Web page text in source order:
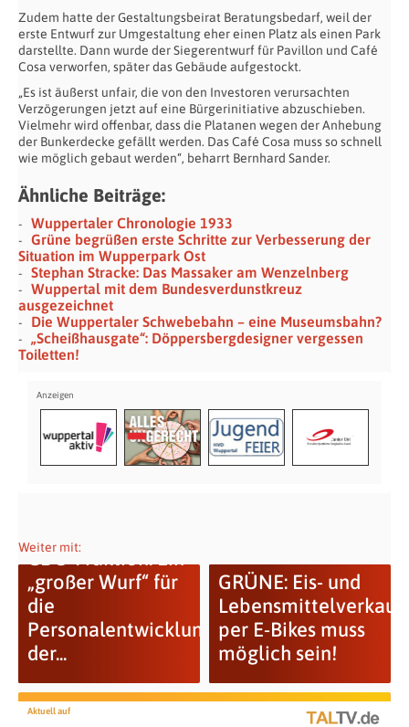
Zudem hatte der Gestaltungsbeirat Beratungsbedarf, weil der
erste Entwurf zur Umgestaltung eher einen Platz als einen Park
darstellte. Dann wurde der Siegerentwurf für Pavillon und Café
Cosa verworfen, später das Gebäude aufgestockt.
„Es ist äußerst unfair, die von den Investoren verursachten
Verzögerungen jetzt auf eine Bürgerinitiative abzuschieben.
Vielmehr wird offenbar, dass die Platanen wegen der Anhebung
der Bunkerdecke gefällt werden. Das Café Cosa muss so schnell
wie möglich gebaut werden“, beharrt Bernhard Sander.
Ähnliche Beiträge:
Wuppertaler Chronologie 1933
Grüne begrüßen erste Schritte zur Verbesserung der
Situation im Wupperpark Ost
Stephan Stracke: Das Massaker am Wenzelnberg
Wuppertal mit dem Bundesverdunstkreuz
ausgezeichnet
Die Wuppertaler Schwebebahn – eine Museumsbahn?
„Scheißhausgate“: Döppersbergdesigner vergessen
Toiletten!
Weiter mit:
CDU-Fraktion: Ein
„großer Wurf“ für
die
Personalentwicklung
der...
GRÜNE: Eis- und
Lebensmittelverkauf
per E-Bikes muss
möglich sein!
Aktuell auf